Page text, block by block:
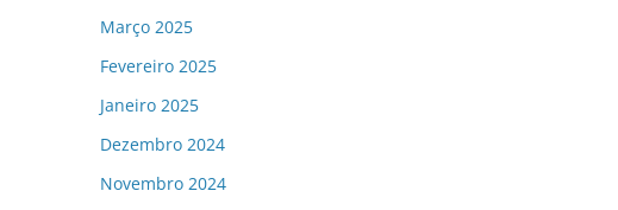
Março 2025
Fevereiro 2025
Janeiro 2025
Dezembro 2024
Novembro 2024